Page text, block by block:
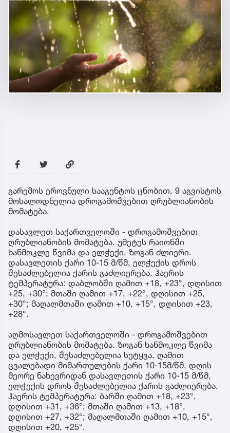
გარემოს ეროვნული სააგენტოს ცნობით, 9 აგვისტოს
მოსალოდნელია დროგამოშვებით ღრუბლიანობის
მომატება.
დასავლეთ საქართველოში - დროგამოშვებით
ღრუბლიანობის მომატება. უმეტეს რაიონში
ხანმოკლე წვიმა და ელჭექი, ზოგან ძლიერი.
დასავლეთის ქარი 10-15 მ/წმ, ელჭექის დროს
შესაძლებელია ქარის გაძლიერება. ჰაერის
ტემპერატურა: დაბლობში ღამით +18, +23°, დღისით
+25, +30°; მთაში ღამით +17, +22°, დღისით +25,
+30°; მაღალმთაში ღამით +10, +15°, დღისით +23,
+28°.
აღმოსავლეთ საქართველოში - დროგამოშვებით
ღრუბლიანობის მომატება. ზოგან ხანმოკლე წვიმა
და ელჭექი, შესაძლებელია სეტყვა. ღამით
ცვალებადი მიმართულების ქარი 10-15მ/წმ, დღის
მეორე ნახევრიდან დასავლეთის ქარი 10-15 მ/წმ,
ელჭექის დროს შესაძლებელია ქარის გაძლიერება.
ჰაერის ტემპერატურა: ბარში ღამით +18, +23°,
დღისით +31, +36°; მთაში ღამით +13, +18°,
დღისით +27, +32°; მაღალმთაში ღამით +10, +15°,
დღისით +20, +25°.